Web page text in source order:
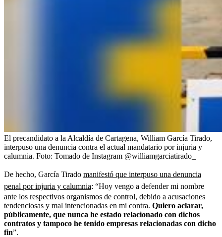
El precandidato a la Alcaldía de Cartagena, William García Tirado,
interpuso una denuncia contra el actual mandatario por injuria y
calumnia. Foto: Tomado de Instagram @williamgarciatirado_
De hecho, García Tirado manifestó que interpuso una denuncia
penal por injuria y calumnia: “Hoy vengo a defender mi nombre
ante los respectivos organismos de control, debido a acusaciones
tendenciosas y mal intencionadas en mi contra. Quiero aclarar,
públicamente, que nunca he estado relacionado con dichos
contratos y tampoco he tenido empresas relacionadas con dicho
fin”.